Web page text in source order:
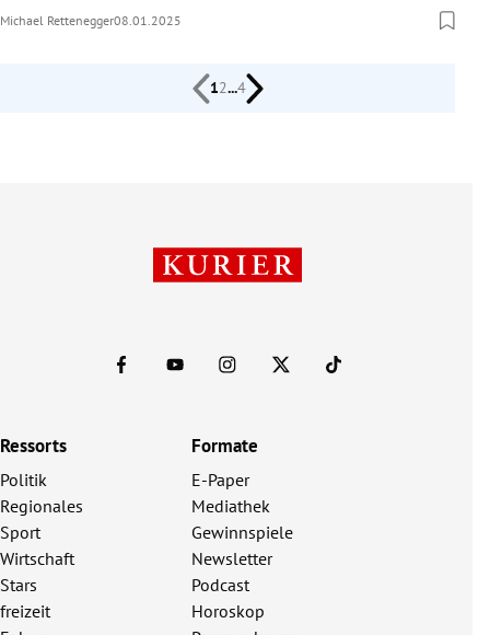
Michael Rettenegger08.01.2025
12...4
Ressorts
Politik
Regionales
Sport
Wirtschaft
Stars
freizeit
Formate
E-Paper
Mediathek
Gewinnspiele
Newsletter
Podcast
Horoskop